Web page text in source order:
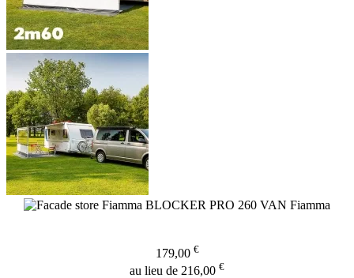
179,00 €
au lieu de 216,00 €